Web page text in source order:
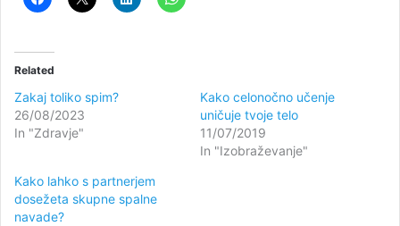
Related
Zakaj toliko spim?
26/08/2023
In "Zdravje"
Kako celonočno učenje
uničuje tvoje telo
11/07/2019
In "Izobraževanje"
Kako lahko s partnerjem
dosežeta skupne spalne
navade?